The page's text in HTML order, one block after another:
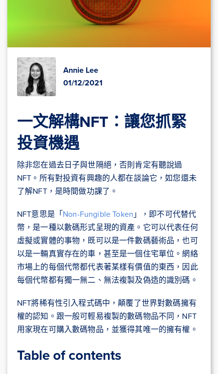
Annie Lee
01/12/2021
一文解構NFT：讓您抓緊
投資機遇
除非您在過去日子與世隔絕，否則肯定有聽說過
NFT。所有對投資有興趣的人都在談論它，如您還未
了解NFT，是時間做功課了。
NFT意思是「Non-Fungible Token 」，即不可代替代
幣，是一種以數碼形式呈現的資產。它可以代表任何
虛擬或實體的事物，既可以是一件數碼藝術品，也可
以是一輛真實存在的車，甚至是一個住宅單位。網絡
市場上的每個代幣都代表著某樣有價值的東西，因此
每個代幣都有獨一無二、無法複製及偽造的識別碼。
NFT將稀有性引入程式碼中，顛覆了世界對數碼擁有
權的認知。跟一般可輕易複製的數碼物品不同，NFT
用家現在可購入數碼物品，並獲得其唯一的擁有權。
Table of contents